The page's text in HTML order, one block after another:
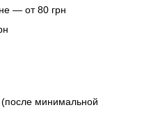
— от 80 грн
минимальной